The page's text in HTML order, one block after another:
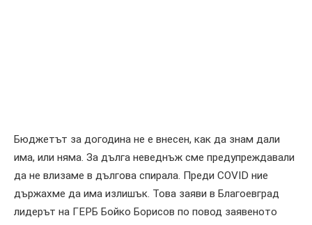
Бюджетът за догодина не е внесен, как да знам дали
има, или няма. За дълга неведнъж сме предупреждавали
да не влизаме в дългова спирала. Преди COVID ние
държахме да има излишък. Това заяви в Благоевград
лидерът на ГЕРБ Бойко Борисов по повод заявеното